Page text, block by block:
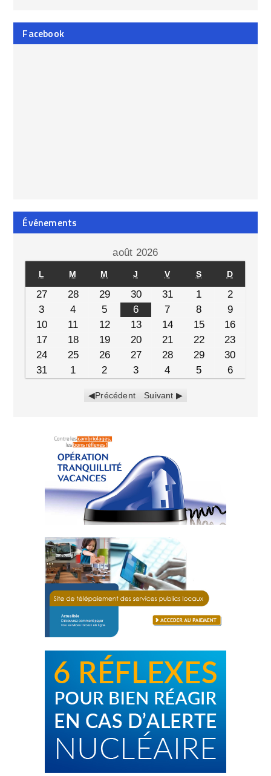
Facebook
Événements
août 2026
L M M J V S D
27 28 29 30 31 1
2
3
4 5 6 7 8
9
10
11 12 13 14 15
16
17
18 19 20 21 22
23
24
25 26 27 28 29
30
31
1 2 3 4 5 6
Précédent Suivant